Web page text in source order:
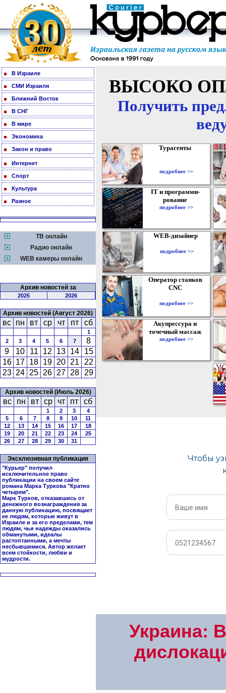
В Израиле
СМИ Израиля
Ближний Восток
В СНГ
В мире
Экономика
Закон и право
Интернет
Спорт
Культура
Разное
ТВ онлайн
Радио онлайн
WEB камеры онлайн
Архив новостей за
2025 2026
Архив новостей (Август 2026)
вс пн вт ср чт пт сб
1
2
3 4 5 6 7
8
9
10 11 12 13 14
15
16 17 18 19 20 21
22
23 24 25 26 27 28 29
Архив новостей (Июль 2026)
вс пн вт ср чт пт сб
1 2 3
4
5
6 7 8 9 10
11
12
13 14 15 16 17
18
19
20 21 22 23 24
25
26
27 28 29 30 31
Эксклюзивная публикация
"Курьер" получил
исключительное право
публикации на своем сайте
романа Марка Туркова "Кратно
четырем".
Марк Турков, отказавшись от
денежного вознаграждения за
данную публикацию, посвящает
ее людям, которые живут в
Израиле и за его пределами, тем
людям, чьи надежды оказались
обманутыми, идеалы
растоптанными, а мечты
несбывшимися. Автор желает
всем стойкости, любви и
мудрости.
ВЫСОКО
Получить
Турагенты
подробнее >>
IT и программи-
рование
подробнее >>
WEB-дизайнер
подробнее >>
Оператор станков
CNC
подробнее >>
Акупрессура и
точечный массаж
подробнее >>
Украина: